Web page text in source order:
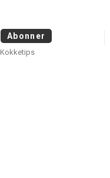
Abonner
Kokketips